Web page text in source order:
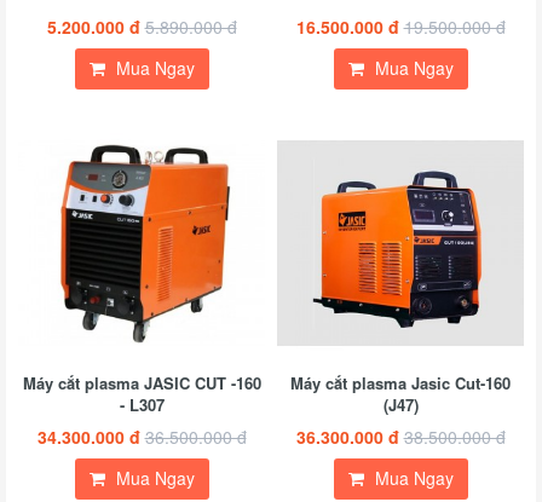
5.200.000 đ 5.890.000 đ
Mua Ngay
16.500.000 đ 19.500.000 đ
Mua Ngay
Máy cắt plasma JASIC CUT -160
- L307
34.300.000 đ 36.500.000 đ
Mua Ngay
Máy cắt plasma Jasic Cut-160
(J47)
36.300.000 đ 38.500.000 đ
Mua Ngay